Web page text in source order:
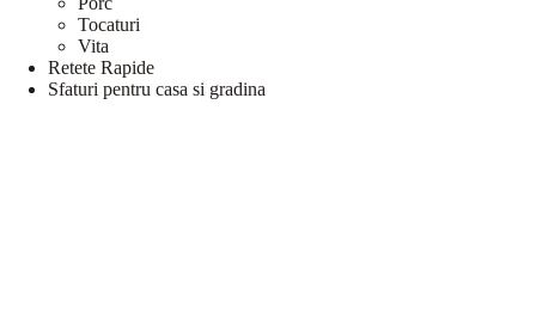
Tocaturi
Vita
Retete Rapide
Sfaturi pentru casa si gradina